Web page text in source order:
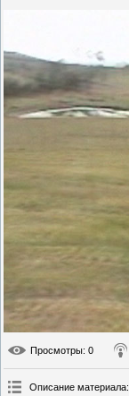
Просмотры: 0
Описание материала: